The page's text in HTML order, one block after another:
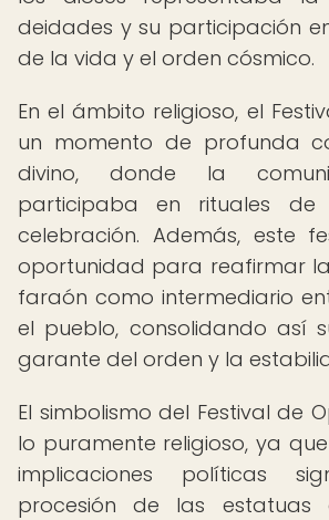
deidades y su participación
de la vida y el orden cósmico.
En el ámbito religioso, el
un momento de profunda
divino, donde la
participaba en rituales de
celebración. Además, este
oportunidad para reafirmar
faraón como intermediario
el pueblo, consolidando así
garante del orden y la
El simbolismo del Festival de
lo puramente religioso, ya
implicaciones políticas
procesión de las estatuas